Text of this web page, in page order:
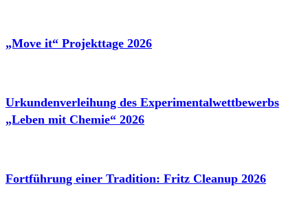
„Move it“ Projekttage 2026
Urkundenverleihung des Experimentalwettbewerbs
„Leben mit Chemie“ 2026
Fortführung einer Tradition: Fritz Cleanup 2026